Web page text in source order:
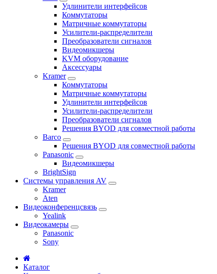
Удлинители интерфейсов
Коммутаторы
Матричные коммутаторы
Усилители-распределители
Преобразователи сигналов
Видеомикшеры
KVM оборудование
Аксессуары
Kramer
Коммутаторы
Матричные коммутаторы
Удлинители интерфейсов
Усилители-распределители
Преобразователи сигналов
Решения BYOD для совместной работы
Barco
Решения BYOD для совместной работы
Panasonic
Видеомикшеры
BrightSign
Системы управления AV
Kramer
Aten
Видеоконференцсвязь
Yealink
Видеокамеры
Panasonic
Sony
Каталог